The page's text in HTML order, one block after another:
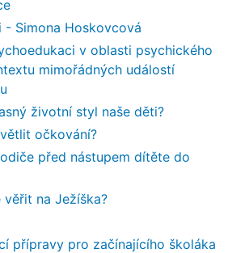
- Simona Hoskovcová
v oblasti psychického
mimořádných událostí
životní styl naše děti?
očkování?
před nástupem dítěte do
na Ježíška?
přípravy pro začínajícího školáka